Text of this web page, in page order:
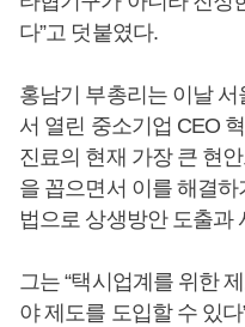
다”고 덧붙였다.
홍남기 부총리는 이날
서 열린 중소기업 CEO
진료의 현재 가장 큰 현
을 꼽으면서 이를 해결
법으로 상생방안 도출과
그는 “택시업계를 위한
야 제도를 도입할 수 있